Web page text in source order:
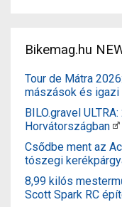
Bikemag.hu
Tour de Mátra
mászások és igazi
BILO.gravel
Horvátországban
Csődbe ment az
tószegi
8,99 kilós
Scott Spark RC